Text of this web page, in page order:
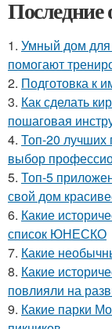
Последние
1. Умный дом для
помогают
2. Подготовка к
3. Как сделать
пошаговая
4. Топ-20 лучших
выбор
5. Топ-5
свой дом
6. Какие
список ЮНЕСКО
7. Какие
8. Какие
повлияли на
9. Какие парки